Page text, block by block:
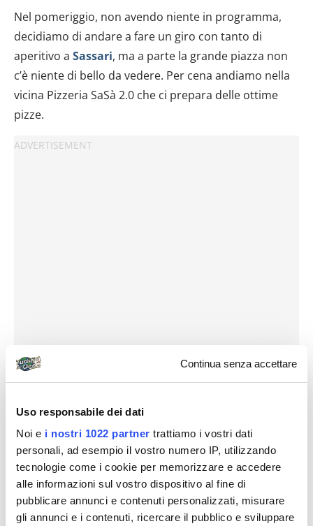
Continua senza accettare
Uso responsabile dei dati
Noi e i nostri 1022 partner trattiamo i vostri dati
personali, ad esempio il vostro numero IP, utilizzando
tecnologie come i cookie per memorizzare e accedere
alle informazioni sul vostro dispositivo al fine di
pubblicare annunci e contenuti personalizzati, misurare
gli annunci e i contenuti, ricercare il pubblico e sviluppare
Nel pomeriggio, non avendo niente in programma,
decidiamo di andare a fare un giro con tanto di
aperitivo a Sassari, ma a parte la grande piazza non
c’è niente di bello da vedere. Per cena andiamo nella
vicina Pizzeria SaSà 2.0 che ci prepara delle ottime
pizze.